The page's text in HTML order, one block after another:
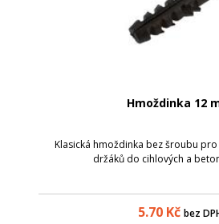
Hmoždinka 12
Klasická hmoždinka bez šroubu
držáků do cihlových a
5.70Kč bez